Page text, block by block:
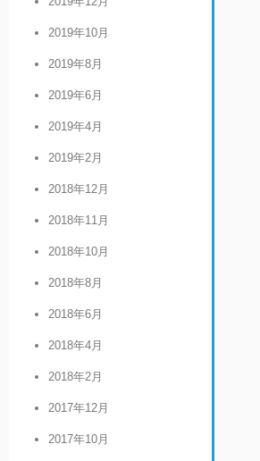
2019年10月
2019年8月
2019年6月
2019年4月
2019年2月
2018年12月
2018年11月
2018年10月
2018年8月
2018年6月
2018年4月
2018年2月
2017年12月
2017年10月